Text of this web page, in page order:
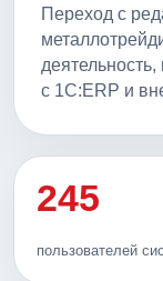
Переход с
с 1С:ERP и
245
пользователей